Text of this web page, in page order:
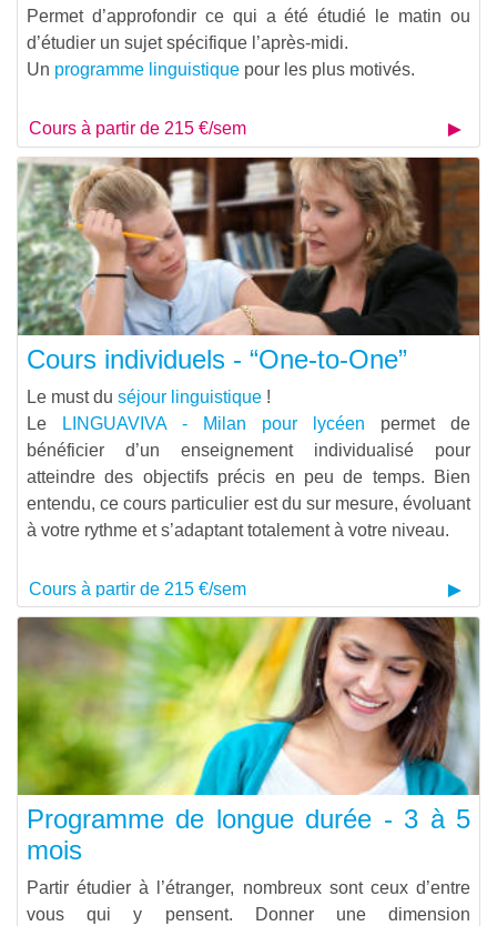
Permet d’approfondir ce qui a été étudié le matin ou
d’étudier un sujet spécifique l’après-midi.
Un programme linguistique pour les plus motivés.
Cours à partir de 215 €/sem
Cours individuels - “One-to-One”
Le must du séjour linguistique !
Le
LINGUAVIVA - Milan pour lycéen permet de
bénéficier d’un enseignement individualisé pour
atteindre des objectifs précis en peu de temps. Bien
entendu, ce cours particulier est du sur mesure, évoluant
à votre rythme et s’adaptant totalement à votre niveau.
Cours à partir de 215 €/sem
Programme de longue durée - 3 à 5
mois
Partir étudier à l’étranger, nombreux sont ceux d’entre
vous qui y pensent. Donner une dimension